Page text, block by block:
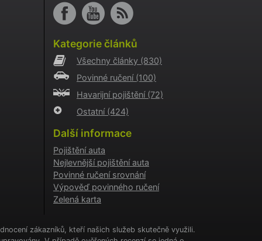
Kategorie článků
Všechny články (830)
Povinné ručení (100)
Havarijní pojištění (72)
Ostatní (424)
Další informace
Pojištění auta
Nejlevnější pojištění auta
Povinné ručení srovnání
Výpověď povinného ručení
Zelená karta
zákazníků, kteří našich služeb skutečně využili.